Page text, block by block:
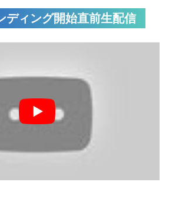
ディング開始直前生配信